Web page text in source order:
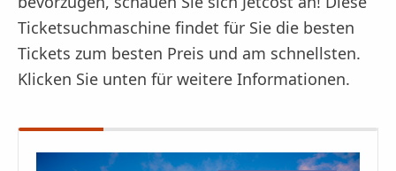
Ticketsuchmaschine findet für Sie die besten
Tickets zum besten Preis und am schnellsten.
Klicken Sie unten für weitere Informationen.